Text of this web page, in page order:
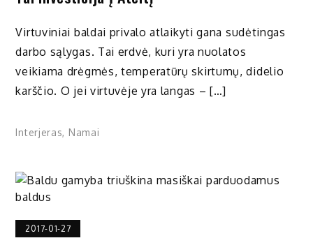
Virtuviniai baldai privalo atlaikyti gana sudėtingas
darbo sąlygas. Tai erdvė, kuri yra nuolatos
veikiama drėgmės, temperatūrų skirtumų, didelio
karščio. O jei virtuvėje yra langas – […]
Interjeras, Namai
2017-01-27